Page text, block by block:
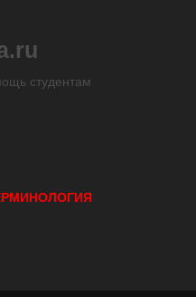
студентам